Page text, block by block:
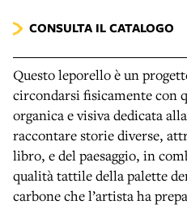
CONSULTA IL CATALOGO
Questo leporello è un
circondarsi fisicamente con
organica e visiva dedicata
raccontare storie diverse,
libro, e del paesaggio, in
qualità tattile della palette
carbone che l’artista ha